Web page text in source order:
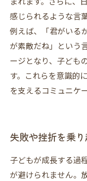
感じられるような言
例えば、「君がいる
が素敵だね」という
ージとなり、子ども
す。これらを意識的
を支えるコミュニケ
失敗や挫折を乗
子どもが成長する過
が避けられません。